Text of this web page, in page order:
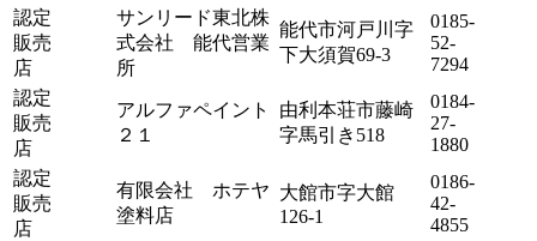
認定
販売
店
サンリード東北株
式会社 能代営業
所
能代市河戸川字
下大須賀69-3
0185-
52-
7294
認定
販売
店
アルファペイント
２１
由利本荘市藤崎
字馬引き518
0184-
27-
1880
認定
販売
店
有限会社 ホテヤ
塗料店
大館市字大館
126-1
0186-
42-
4855